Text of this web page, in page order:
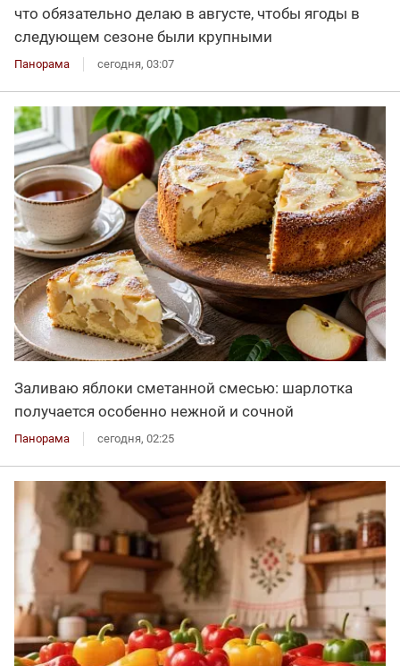
что обязательно делаю в августе, чтобы ягоды в
следующем сезоне были крупными
Панорама сегодня, 03:07
Заливаю яблоки сметанной смесью: шарлотка
получается особенно нежной и сочной
Панорама сегодня, 02:25